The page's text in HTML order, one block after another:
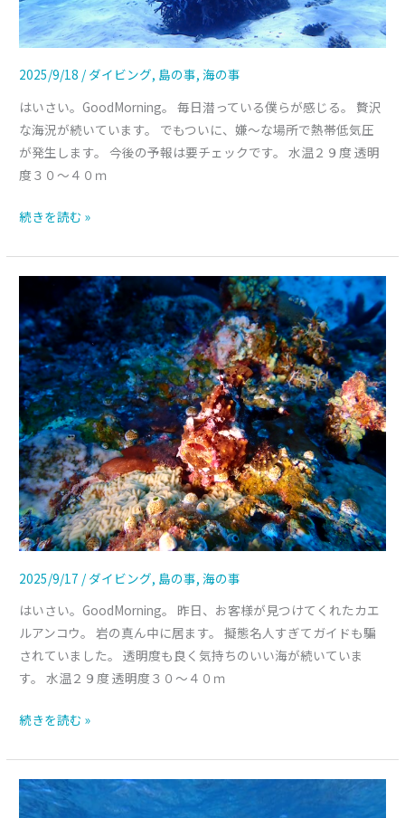
2025/9/18 / ダイビング, 島の事,海の事
はいさい。GoodMorning。 毎日潜っている僕らが感じる。 贅沢
な海況が続いています。 でもついに、嫌～な場所で熱帯低気圧
が発生します。 今後の予報は要チェックです。 水温２９度 透明
度３０～４０ｍ
続きを読む »
2025/9/17 / ダイビング, 島の事,海の事
はいさい。GoodMorning。 昨日、お客様が見つけてくれたカエ
ルアンコウ。 岩の真ん中に居ます。 擬態名人すぎてガイドも騙
されていました。 透明度も良く気持ちのいい海が続いていま
す。 水温２９度 透明度３０～４０ｍ
続きを読む »